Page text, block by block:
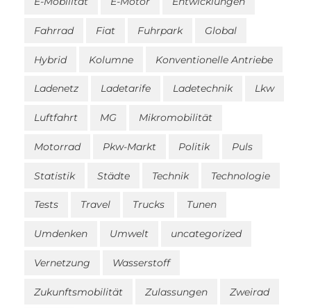
Fahrrad Fiat Fuhrpark Global
Hybrid Kolumne Konventionelle Antriebe
Ladenetz Ladetarife Ladetechnik Lkw
Luftfahrt MG Mikromobilität
Motorrad Pkw-Markt Politik Puls
Statistik Städte Technik Technologie
Tests Travel Trucks Tunen
Umdenken Umwelt uncategorized
Vernetzung Wasserstoff
Zukunftsmobilität Zulassungen Zweirad